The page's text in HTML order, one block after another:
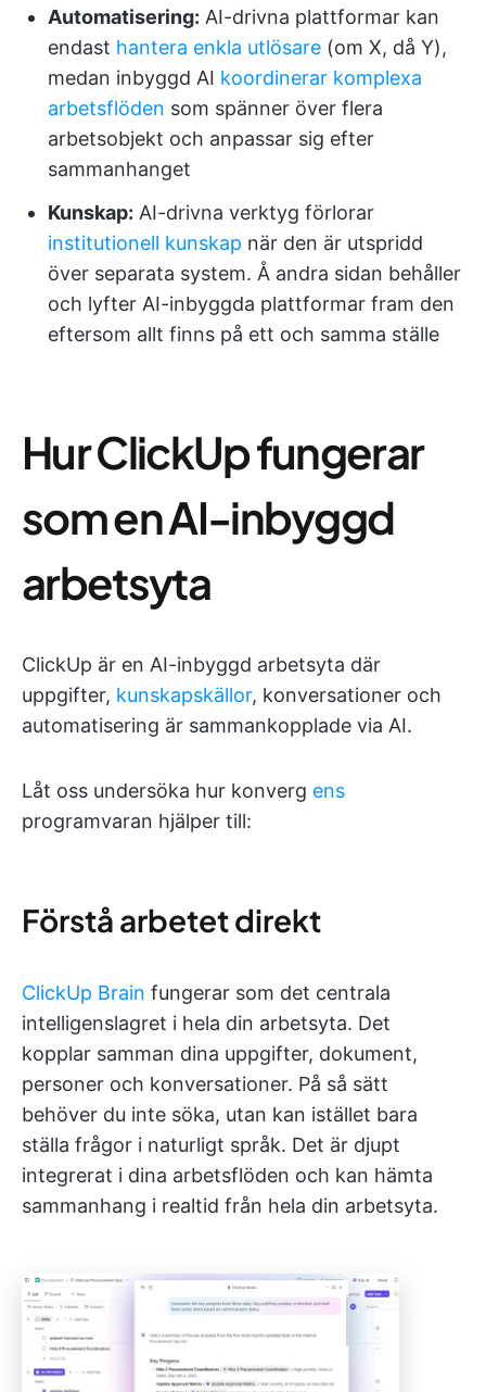
Automatisering: AI-drivna plattformar kan
endast hantera enkla utlösare (om X, då Y),
medan inbyggd AI koordinerar komplexa
arbetsflöden som spänner över flera
arbetsobjekt och anpassar sig efter
sammanhanget
Kunskap: AI-drivna verktyg förlorar
institutionell kunskap när den är utspridd
över separata system. Å andra sidan behåller
och lyfter AI-inbyggda plattformar fram den
eftersom allt finns på ett och samma ställe
Hur ClickUp fungerar
som en AI-inbyggd
arbetsyta
ClickUp är en AI-inbyggd arbetsyta där
uppgifter, kunskapskällor, konversationer och
automatisering är sammankopplade via AI.
Låt oss undersöka hur konverg ens
programvaran hjälper till:
Förstå arbetet direkt
ClickUp Brain fungerar som det centrala
intelligenslagret i hela din arbetsyta. Det
kopplar samman dina uppgifter, dokument,
personer och konversationer. På så sätt
behöver du inte söka, utan kan istället bara
ställa frågor i naturligt språk. Det är djupt
integrerat i dina arbetsflöden och kan hämta
sammanhang i realtid från hela din arbetsyta.